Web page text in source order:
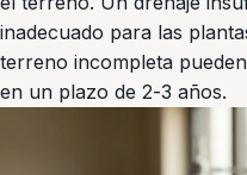
inadecuado para las
terreno incompleta
en un plazo de 2-3 años.